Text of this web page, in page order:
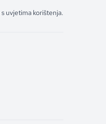
uvjetima korištenja.